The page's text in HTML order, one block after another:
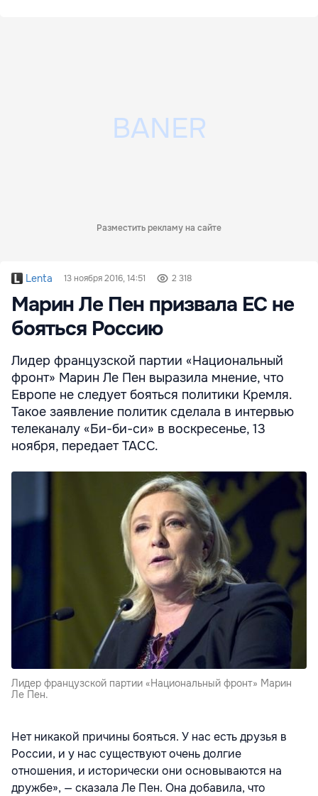
Разместить рекламу на сайте
Lenta 13 ноября 2016, 14:51 2 318
Марин Ле Пен призвала ЕС не
бояться Россию
Лидер французской партии «Национальный
фронт» Марин Ле Пен выразила мнение, что
Европе не следует бояться политики Кремля.
Такое заявление политик сделала в интервью
телеканалу «Би-би-си» в воскресенье, 13
ноября, передает ТАСС.
Лидер французской партии «Национальный фронт» Марин
Ле Пен.
Нет никакой причины бояться. У нас есть друзья в
России, и у нас существуют очень долгие
отношения, и исторически они основываются на
дружбе», — сказала Ле Пен. Она добавила, что